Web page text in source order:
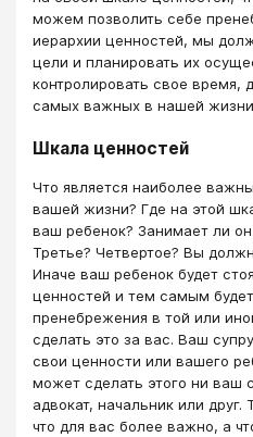
можем позволить себе
иерархии ценностей, мы
цели и планировать их
контролировать свое время,
самых важных в нашей
Шкала ценностей
Что является наиболее
вашей жизни? Где на этой
ваш ребенок? Занимает ли
Третье? Четвертое? Вы
Иначе ваш ребенок будет
ценностей и тем самым
пренебрежения в той или
сделать это за вас. Ваш
свои ценности или вашего
может сделать этого ни ваш
адвокат, начальник или
что для вас более важно, а